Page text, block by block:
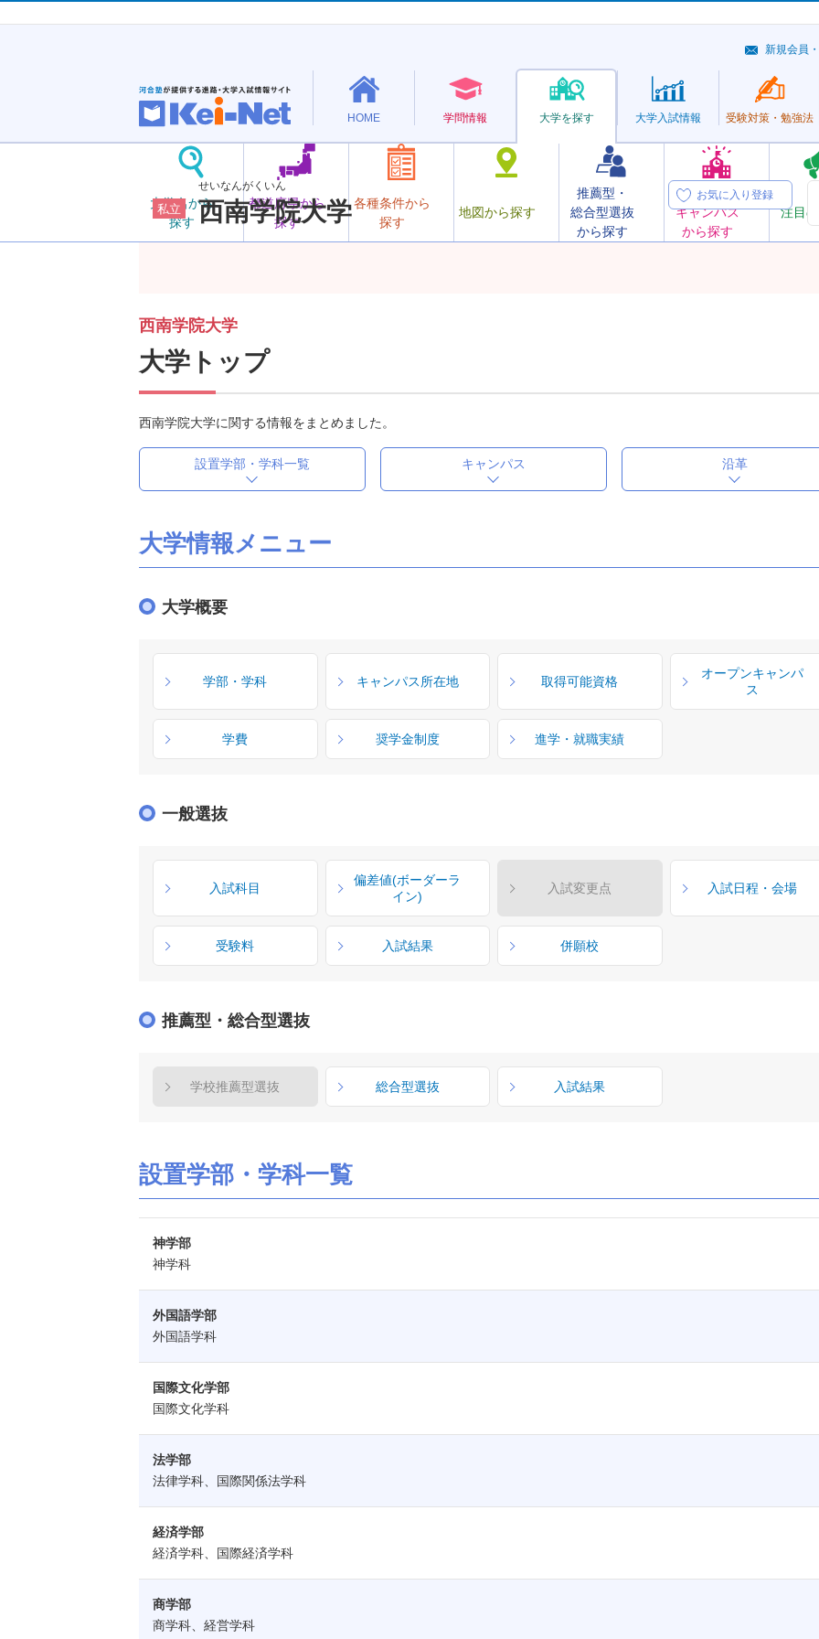
HOME 学問情報 大学を探す
大学名から
探す
都道府県から
探す
各種条件から
探す
地図から探す
推薦型・
総合型選抜
から探す
オープン
キャンパス
から探す
注目
大学入試情報 受験対策・ 勉強法
新規会員
私立
せいなんがくいん
西南学院大学
お気に入り登録
西南学院大学
大学トップ
西南学院大学に関する情報をまとめました。
設置学部・学科一覧 キャンパス 沿革
大学情報メニュー
大学概要
学部・学科 キャンパス所在地 取得可能資格
オープンキャンパ
ス
学費 奨学金制度 進学・就職実績
一般選抜
入試科目
偏差値(ボーダーラ
イン)
入試変更点 入試日程・会場
受験料 入試結果 併願校
推薦型・総合型選抜
学校推薦型選抜 総合型選抜 入試結果
設置学部・学科一覧
神学部
神学科
外国語学部
外国語学科
国際文化学部
国際文化学科
法学部
法律学科、国際関係法学科
経済学部
経済学科、国際経済学科
商学部
商学科、経営学科